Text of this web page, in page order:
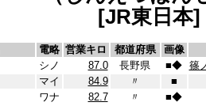
[JR東日本]
電略 営業キロ 都道府県 画像
シノ 87.0 長野県 ■◆ 篠
マイ 84.9 〃
■
ワナ 82.7 〃 ■◆